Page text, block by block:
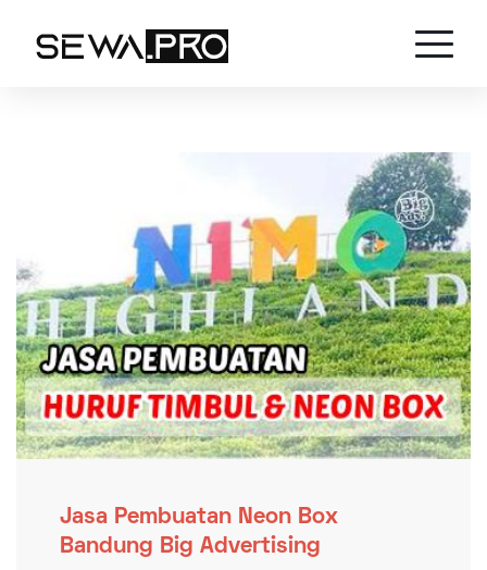
Jasa Pembuatan Neon Box
Bandung Big Advertising